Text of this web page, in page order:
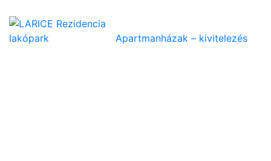
Apartmanházak – kivitelezés